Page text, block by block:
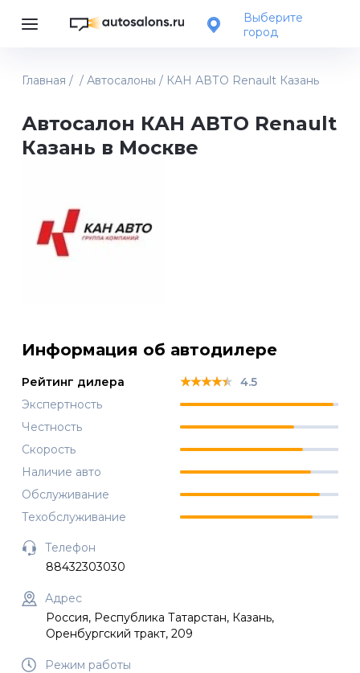
Главная / / Автосалоны / КАН АВТО Renault Казань
Выберите
город
Автосалон КАН АВТО Renault
Казань в Москве
Информация об автодилере
Рейтинг дилера ★★★★★
★★★★★
★★★★★ 4.5
Экспертность
Честность
Скорость
Наличие авто
Обслуживание
Техобслуживание
Телефон
88432303030
Адрес
Россия, Республика Татарстан, Казань,
Оренбургский тракт, 209
Режим работы